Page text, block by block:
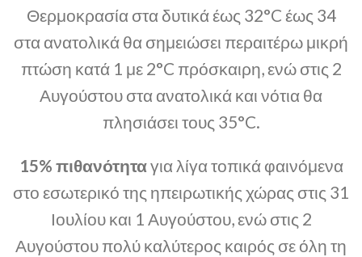
Θερμοκρασία στα δυτικά έως 32°C έως 34
στα ανατολικά θα σημειώσει περαιτέρω μικρή
πτώση κατά 1 με 2°C πρόσκαιρη, ενώ στις 2
Αυγούστου στα ανατολικά και νότια θα
πλησιάσει τους 35°C.
15% πιθανότηταγια λίγα τοπικά φαινόμενα
στο εσωτερικό της ηπειρωτικής χώρας στις 31
Ιουλίου και 1 Αυγούστου, ενώ στις 2
Αυγούστου πολύ καλύτερος καιρός σε όλη τη